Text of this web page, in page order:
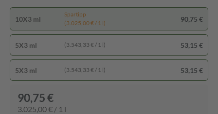
10X3 ml
Spartipp
(3.025,00 € / 1 l)
90,75 €
5X3 ml (3.543,33 € / 1 l) 53,15 €
5X3 ml (3.543,33 € / 1 l) 53,15 €
90,75 €
3.025,00 € / 1 l